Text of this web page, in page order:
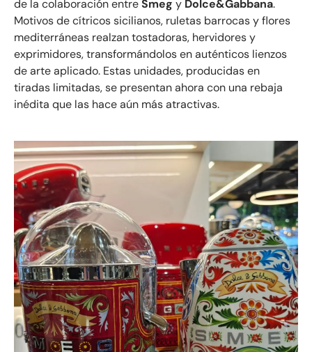
de la colaboración entreSmeg y Dolce&Gabbana.
Motivos de cítricos sicilianos, ruletas barrocas y flores
mediterráneas realzan tostadoras, hervidores y
exprimidores, transformándolos en auténticos lienzos
de arte aplicado. Estas unidades, producidas en
tiradas limitadas, se presentan ahora con una rebaja
inédita que las hace aún más atractivas.